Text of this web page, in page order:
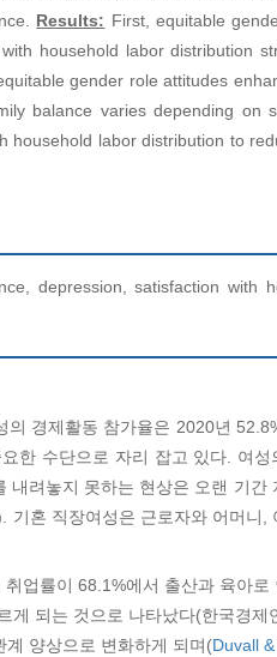
Results: First, equitable
household labor distribution
gender role attitudes
balance varies depending on
household labor distribution to
depression, satisfaction with
의 경제활동 참가율은 2020년
한 수단으로 자리 잡고 있다. 여성
려놓지 못하는 현상은 오랜 기간
기혼 직장여성은 근로자와 어머니,
업률이 68.1%에서 출산과 육아로
게 되는 것으로 나타났다(한국경제
양상으로 변화하게 되며(Duvall